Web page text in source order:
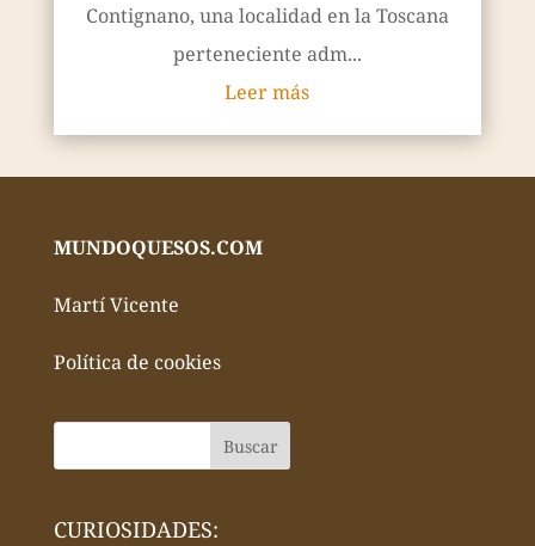
Contignano, una localidad en la Toscana
perteneciente adm...
Leer más
MUNDOQUESOS.COM
Martí Vicente
Política de cookies
CURIOSIDADES: